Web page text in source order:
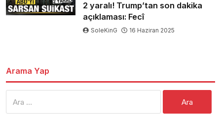
2 yaralı! Trump’tan son dakika
açıklaması: Fecî
SoleKinG 16 Haziran 2025
Arama Yap